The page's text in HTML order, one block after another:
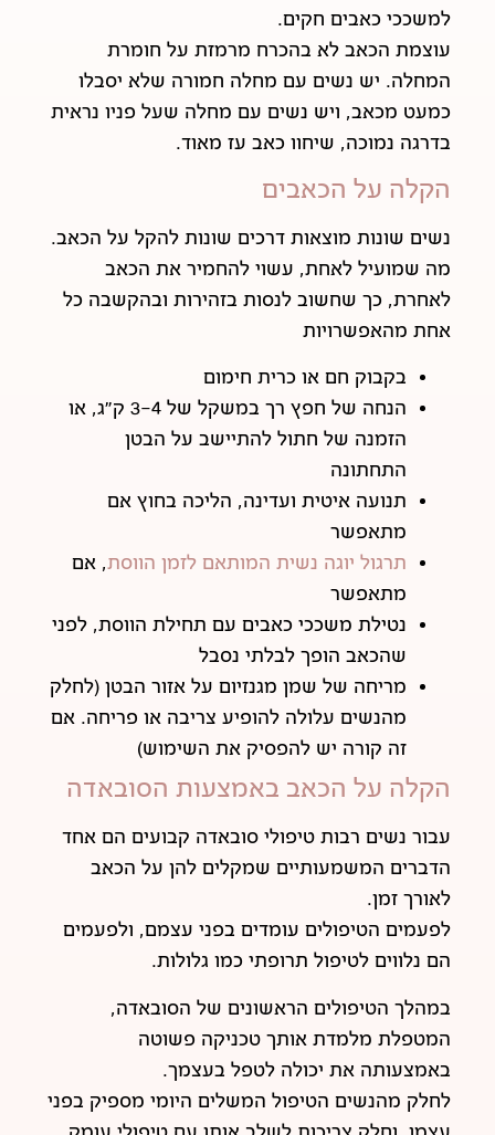
למשככי כאבים חקים.
עוצמת הכאב לא בהכרח מרמזת על חומרת
המחלה. יש נשים עם מחלה חמורה שלא יסבלו
כמעט מכאב, ויש נשים עם מחלה שעל פניו נראית
בדרגה נמוכה, שיחוו כאב עז מאוד.
הקלה על הכאבים
נשים שונות מוצאות דרכים שונות להקל על הכאב.
מה שמועיל לאחת, עשוי להחמיר את הכאב
לאחרת, כך שחשוב לנסות בזהירות ובהקשבה כל
אחת מהאפשרויות
בקבוק חם או כרית חימום
הנחה של חפץ רך במשקל של 3-4 ק"ג, או
הזמנה של חתול להתיישב על הבטן
התחתונה
תנועה איטית ועדינה, הליכה בחוץ אם
מתאפשר
תרגול יוגה נשית המותאם לזמן הווסת, אם
מתאפשר
נטילת משככי כאבים עם תחילת הווסת, לפני
שהכאב הופך לבלתי נסבל
מריחה של שמן מגנזיום על אזור הבטן (לחלק
מהנשים עלולה להופיע צריבה או פריחה. אם
זה קורה יש להפסיק את השימוש)
הקלה על הכאב באמצעות הסובאדה
עבור נשים רבות טיפולי סובאדה קבועים הם אחד
הדברים המשמעותיים שמקלים להן על הכאב
לאורך זמן.
לפעמים הטיפולים עומדים בפני עצמם, ולפעמים
הם נלווים לטיפול תרופתי כמו גלולות.
במהלך הטיפולים הראשונים של הסובאדה,
המטפלת מלמדת אותך טכניקה פשוטה
באמצעותה את יכולה לטפל בעצמך.
לחלק מהנשים הטיפול המשלים היומי מספיק בפני